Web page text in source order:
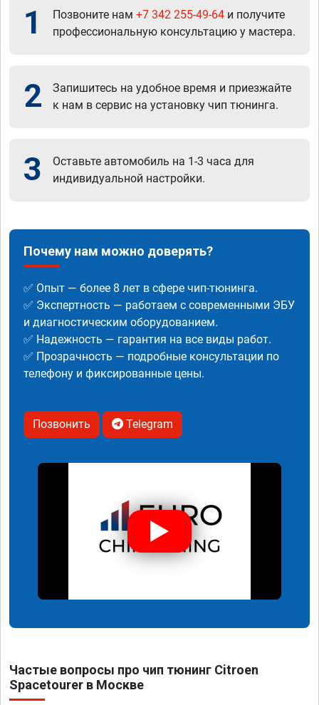
1 Позвоните нам +7 342 255-49-64 и получите
профессиональную консультацию у мастера.
2
Запишитесь на удобное время и приезжайте
к нам в сервис на установку чип тюнинга.
3
Оставьте автомобиль на 1-3 часа для
индивидуальной настройки.
Почему нам можно доверять?
✅ Опыт — более 8 лет в сфере чип-тюнинга.
✅ Экспертность — работаем с современными ЭБУ
и диагностическим оборудованием.
✅ Надежность — гарантия на все виды работ.
✅ Прозрачность — подробные консультации по
телефону и фиксированные цены.
Позвонить Telegram
Частые вопросы про чип тюнинг Citroen
Spacetourer в Москве